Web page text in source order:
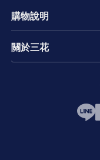
購物說明
關於三花